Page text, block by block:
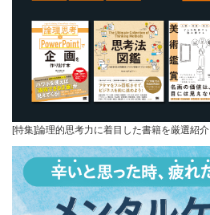
[特集]論理的思考力に着目した書籍を厳選紹介